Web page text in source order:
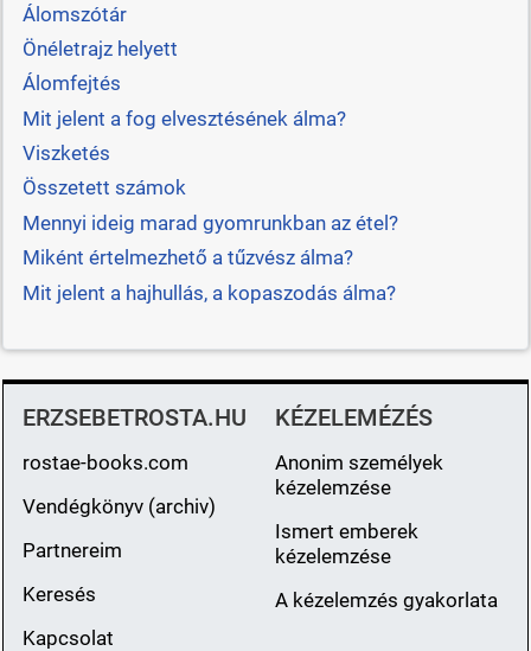
Álomszótár
Önéletrajz helyett
Álomfejtés
Mit jelent a fog elvesztésének álma?
Viszketés
Összetett számok
Mennyi ideig marad gyomrunkban az étel?
Miként értelmezhető a tűzvész álma?
Mit jelent a hajhullás, a kopaszodás álma?
ERZSEBETROSTA.HU
rostae-books.com
Vendégkönyv (archiv)
Partnereim
Keresés
Kapcsolat
KÉZELEMÉZÉS
Anonim személyek
kézelemzése
Ismert emberek
kézelemzése
A kézelemzés gyakorlata